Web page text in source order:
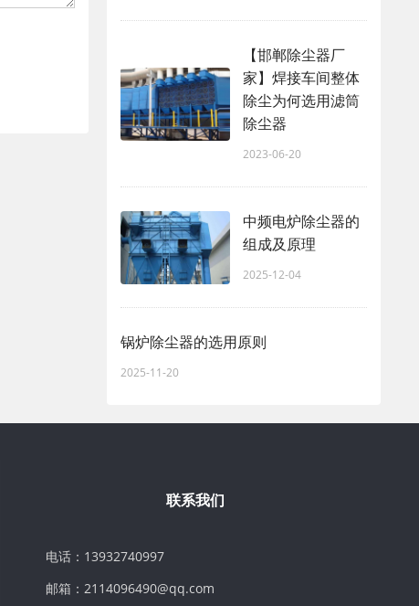
【邯郸除尘器厂
家】焊接车间整体
除尘为何选用滤筒
除尘器
2023-06-20
中频电炉除尘器的
组成及原理
2025-12-04
锅炉除尘器的选用原则
2025-11-20
联系我们
电话：13932740997
邮箱：2114096490@qq.com